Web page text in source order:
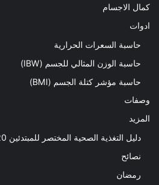
كمال الاجسام
ادوات
حاسبة السعرات الحرارية
حاسبة الوزن المثالي للجسم (IBW)
حاسبة مؤشر كتلة الجسم (BMI)
وصفات
المزيد
دليل التغذية الصحية المختصر للمبتدئين 2020​
نصائح
رمضان